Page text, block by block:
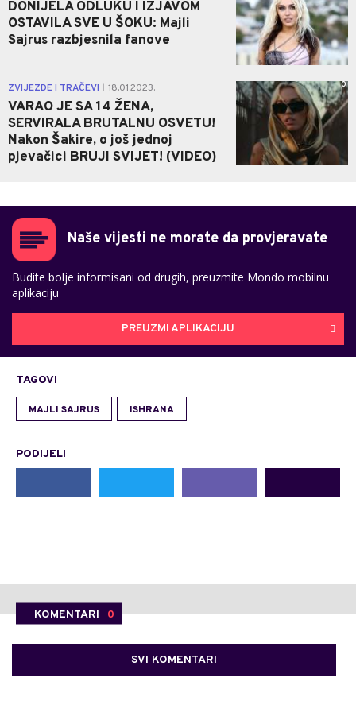
DONIJELA ODLUKU I IZJAVOM
OSTAVILA SVE U ŠOKU: Majli
Sajrus razbjesnila fanove
ZVIJEZDE I TRAČEVI 18.01.2023.
VARAO JE SA 14 ŽENA,
SERVIRALA BRUTALNU OSVETU!
Nakon Šakire, o još jednoj
pjevačici BRUJI SVIJET! (VIDEO)
0
Naše vijesti ne morate da provjeravate
Budite bolje informisani od drugih, preuzmite Mondo mobilnu
aplikaciju
PREUZMI APLIKACIJU
TAGOVI
MAJLI SAJRUS ISHRANA
PODIJELI
KOMENTARI 0
SVI KOMENTARI